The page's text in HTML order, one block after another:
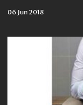
06 Jun 2018